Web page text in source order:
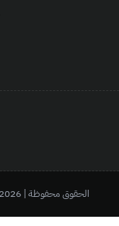
الحقوق محفوظة | 2026